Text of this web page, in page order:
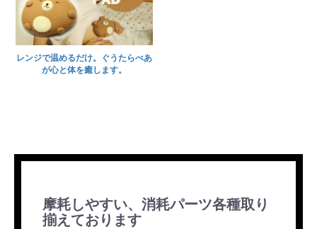
レンジで温めるだけ。ぐうたらべあ
が心と体を癒します。
摩耗しやすい、消耗パーツ各種取り
揃えております